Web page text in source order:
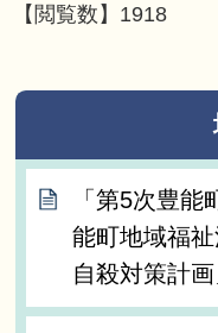
【閲覧数】 1918
「第5次豊
能町地域福
自殺対策計